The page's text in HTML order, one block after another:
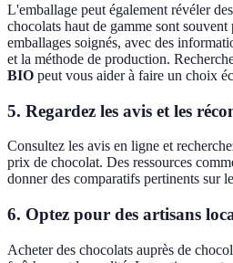
L'emballage peut également révéler
chocolats haut de gamme sont souvent
emballages soignés, avec des
et la méthode de production.
BIO peut vous aider à faire un choix
5. Regardez les avis et les
Consultez les avis en ligne et
prix de chocolat. Des ressources
donner des comparatifs pertinents sur
6. Optez pour des artisans
Acheter des chocolats auprès de